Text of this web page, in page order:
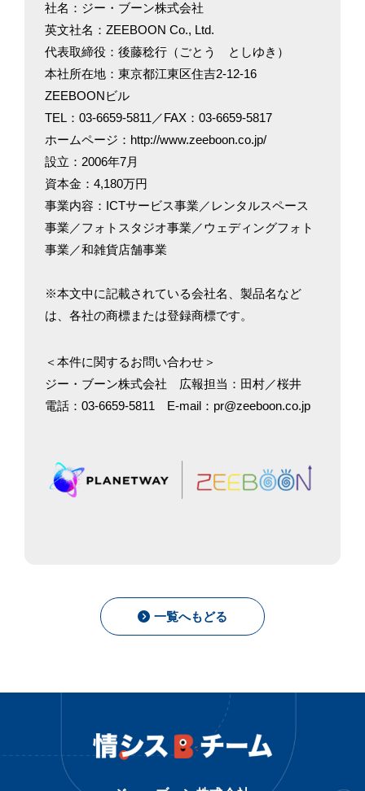
社名：ジー・ブーン株式会社
英文社名：ZEEBOON Co., Ltd.
代表取締役：後藤稔行（ごとう としゆき）
本社所在地：東京都江東区住吉2-12-16
ZEEBOONビル
TEL：03-6659-5811／FAX：03-6659-5817
ホームページ：http://www.zeeboon.co.jp/
設立：2006年7月
資本金：4,180万円
事業内容：ICTサービス事業／レンタルスペース
事業／フォトスタジオ事業／ウェディングフォト
事業／和雑貨店舗事業
※本文中に記載されている会社名、製品名など
は、各社の商標または登録商標です。
＜本件に関するお問い合わせ＞
ジー・ブーン株式会社 広報担当：田村／桜井
電話：03-6659-5811 E-mail：pr@zeeboon.co.jp
一覧へもどる